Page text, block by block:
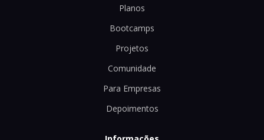
Planos
Bootcamps
Projetos
Comunidade
Para Empresas
Depoimentos